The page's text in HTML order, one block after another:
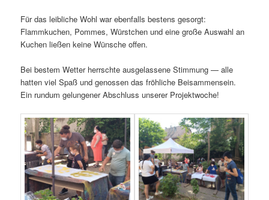
Für das leibliche Wohl war ebenfalls bestens gesorgt:
Flammkuchen, Pommes, Würstchen und eine große Auswahl an
Kuchen ließen keine Wünsche offen.
Bei bestem Wetter herrschte ausgelassene Stimmung — alle
hatten viel Spaß und genossen das fröhliche Beisammensein.
Ein rundum gelungener Abschluss unserer Projektwoche!